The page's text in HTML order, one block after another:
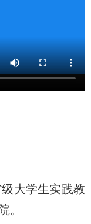
大学生实践教
。